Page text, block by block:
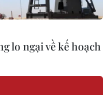
lo ngại về kế hoạch